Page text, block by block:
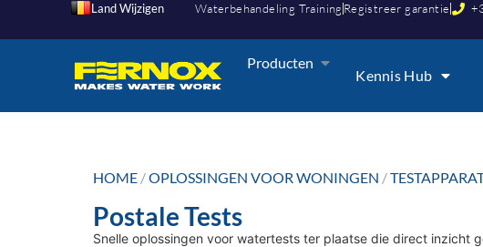
Land Wijzigen Waterbehandeling Training Registreer garantie
Producten
Kennis Hub
HOME /OPLOSSINGEN VOOR WONINGEN /
Postale Tests
Snelle oplossingen voor watertests ter plaatse die direct inzicht